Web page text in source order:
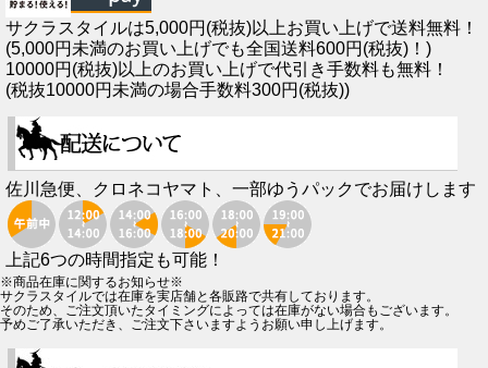
サクラスタイルは5,000円(税抜)以上お買い上げで送料無料！
(5,000円未満のお買い上げでも全国送料600円(税抜)！)
10000円(税抜)以上のお買い上げで代引き手数料も無料！
(税抜10000円未満の場合手数料300円(税抜))
佐川急便、クロネコヤマト、一部ゆうパックでお届けします
上記6つの時間指定も可能！
※商品在庫に関するお知らせ※
サクラスタイルでは在庫を実店舗と各販路で共有しております。
そのため、ご注文頂いたタイミングによっては在庫がない場合もございます。
予めご了承いただき、ご注文下さいますようお願い申し上げます。